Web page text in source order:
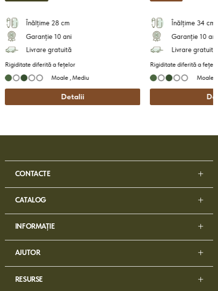
Înălțime 28 cm
Garanție 10 ani
Livrare gratuită
Rigiditate diferită a fețelor
Moale , Mediu
Detalii
Înălțime 34 cm
Garanție 10 ani
Livrare gratuită
Rigiditate diferită a
Moale ,
CONTACTE
CATALOG
INFORMAȚIE
AJUTOR
RESURSE